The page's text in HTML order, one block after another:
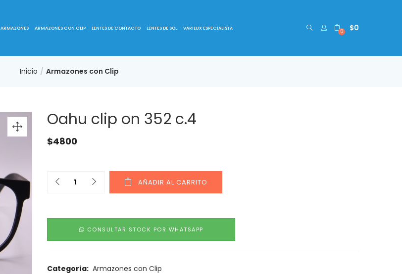
ARMAZONES ARMAZONES CON CLIP LENTES DE CONTACTO LENTES DE SOL VARILUX ESPECIALISTA 0 $0
Inicio Armazones con Clip
Oahu clip on 352 c.4
$4800
AÑADIR AL CARRITO
CONSULTAR STOCK POR WHATSAPP
Categoría: Armazones con Clip